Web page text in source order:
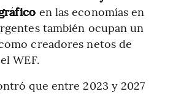
en las economías en
también ocupan un
creadores netos de
WEF.
que entre 2023 y 2027